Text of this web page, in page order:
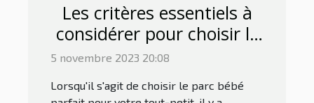
Les critères essentiels à
considérer pour choisir le
parc bébé parfait
5 novembre 2023 20:08
Lorsqu'il s'agit de choisir le parc bébé